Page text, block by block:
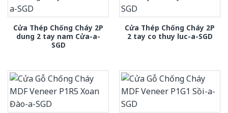
Cửa Thép Chống Cháy 2P
dung 2 tay nam Cửa-a-
SGD
Cửa Thép Chống Cháy 2P
2 tay co thuy luc-a-SGD